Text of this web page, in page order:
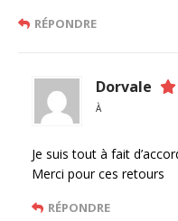
RÉPONDRE
Dorvale
À
Je suis tout à fait
Merci pour ces retours
RÉPONDRE